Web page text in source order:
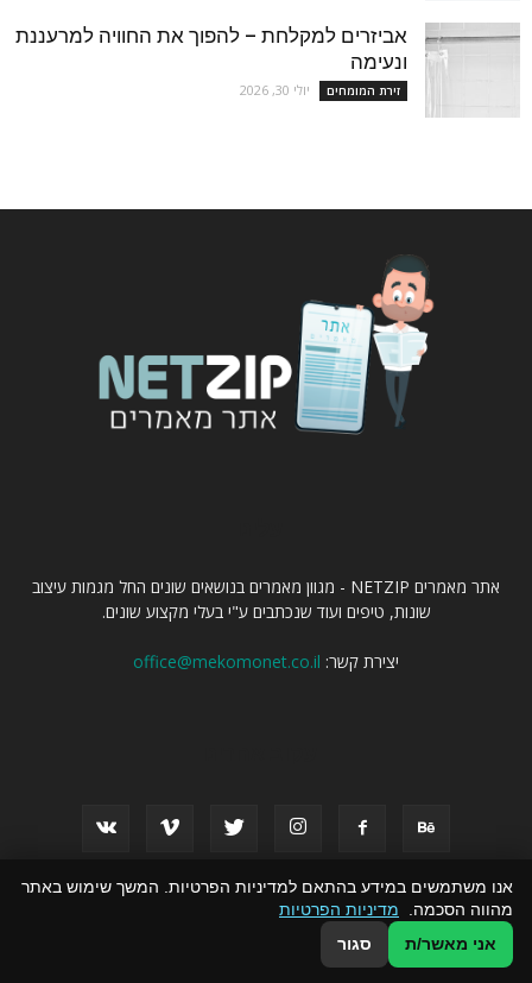
אביזרים למקלחת – להפוך את החוויה למרעננת
ונעימה
זירת המומחים יולי 30, 2026
אתר מאמרים NETZIP - מגוון מאמרים בנושאים שונים החל מגמות עיצוב
שונות, טיפים ועוד שנכתבים ע"י בעלי מקצוע שונים.
יצירת קשר: office@mekomonet.co.il
פרסמו אצלנו פרסום באתרי תוכן
© כל הזכויות שמורות ל אתר מאמרים NETZIP
אנו משתמשים במידע בהתאם למדיניות הפרטיות. המשך שימוש באתר
מהווה הסכמה. מדיניות הפרטיות
אני מאשר/ת
סגור